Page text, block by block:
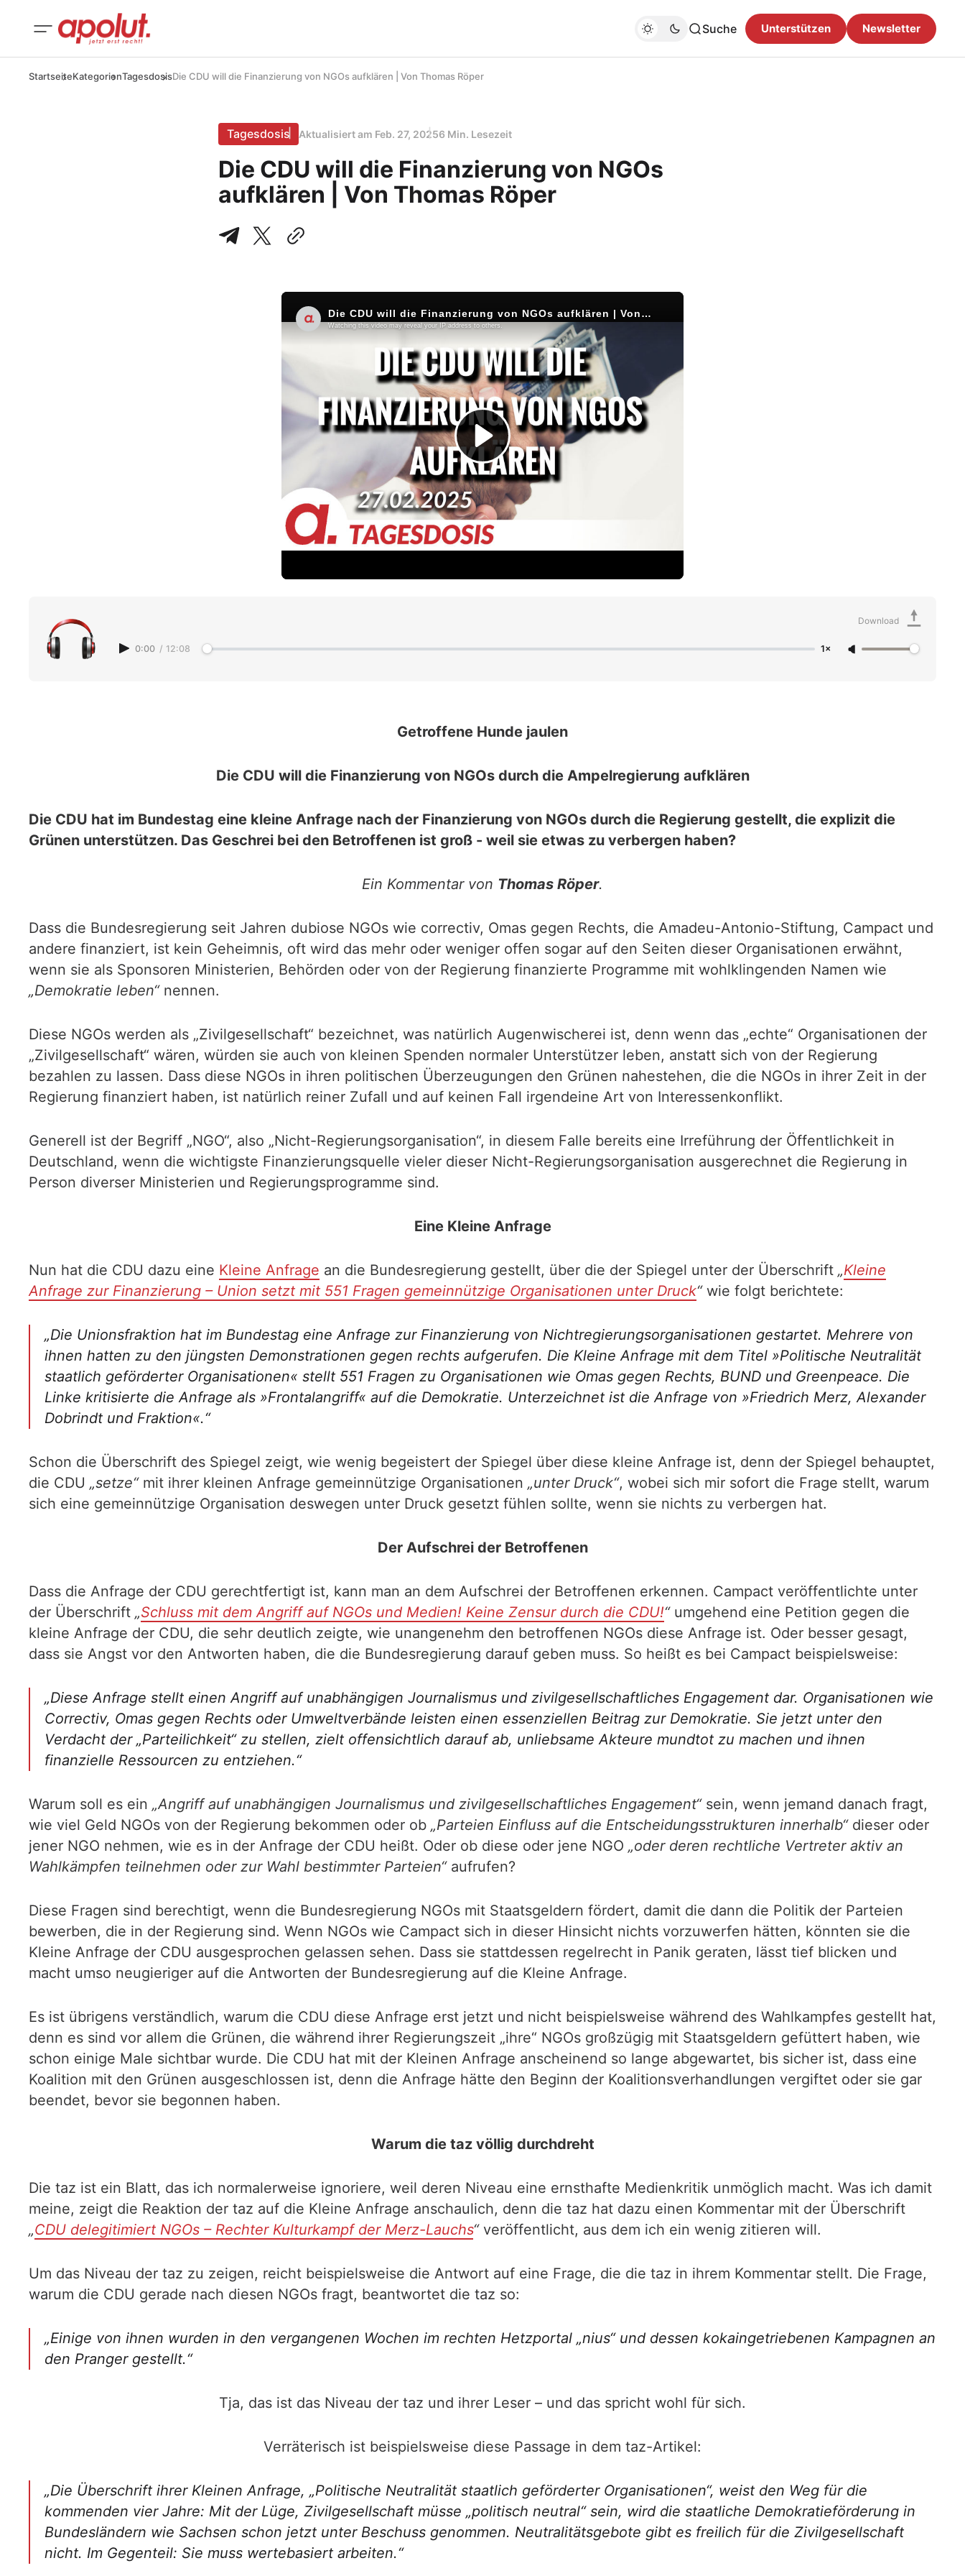
Suche Unterstützen Newsletter
StartseiteKategorienTagesdosisDie CDU will die Finanzierung von NGOs aufklären | Von Thomas Röper
Tagesdosis Aktualisiert am Feb. 27, 20256 Min. Lesezeit
Die CDU will die Finanzierung von NGOs
aufklären | Von Thomas Röper
0:00 / 12:08 1×
Download
Getroffene Hunde jaulen
Die CDU will die Finanzierung von NGOs durch die Ampelregierung aufklären
Die CDU hat im Bundestag eine kleine Anfrage nach der Finanzierung von NGOs durch die Regierung gestellt, die explizit die
Grünen unterstützen. Das Geschrei bei den Betroffenen ist groß - weil sie etwas zu verbergen haben?
Ein Kommentar von Thomas Röper.
Dass die Bundesregierung seit Jahren dubiose NGOs wie correctiv, Omas gegen Rechts, die Amadeu-Antonio-Stiftung, Campact und
andere finanziert, ist kein Geheimnis, oft wird das mehr oder weniger offen sogar auf den Seiten dieser Organisationen erwähnt,
wenn sie als Sponsoren Ministerien, Behörden oder von der Regierung finanzierte Programme mit wohlklingenden Namen wie
„Demokratie leben“nennen.
Diese NGOs werden als „Zivilgesellschaft“ bezeichnet, was natürlich Augenwischerei ist, denn wenn das „echte“ Organisationen der
„Zivilgesellschaft“ wären, würden sie auch von kleinen Spenden normaler Unterstützer leben, anstatt sich von der Regierung
bezahlen zu lassen. Dass diese NGOs in ihren politischen Überzeugungen den Grünen nahestehen, die die NGOs in ihrer Zeit in der
Regierung finanziert haben, ist natürlich reiner Zufall und auf keinen Fall irgendeine Art von Interessenkonflikt.
Generell ist der Begriff „NGO“, also „Nicht-Regierungsorganisation“, in diesem Falle bereits eine Irreführung der Öffentlichkeit in
Deutschland, wenn die wichtigste Finanzierungsquelle vieler dieser Nicht-Regierungsorganisation ausgerechnet die Regierung in
Person diverser Ministerien und Regierungsprogramme sind.
Eine Kleine Anfrage
Nun hat die CDU dazu eine Kleine Anfrage an die Bundesregierung gestellt, über die der Spiegel unter der Überschrift „Kleine
Anfrage zur Finanzierung – Union setzt mit 551 Fragen gemeinnützige Organisationen unter Druck“wie folgt berichtete:
„Die Unionsfraktion hat im Bundestag eine Anfrage zur Finanzierung von Nichtregierungsorganisationen gestartet. Mehrere von
ihnen hatten zu den jüngsten Demonstrationen gegen rechts aufgerufen. Die Kleine Anfrage mit dem Titel »Politische Neutralität
staatlich geförderter Organisationen« stellt 551 Fragen zu Organisationen wie Omas gegen Rechts, BUND und Greenpeace. Die
Linke kritisierte die Anfrage als »Frontalangriff« auf die Demokratie. Unterzeichnet ist die Anfrage von »Friedrich Merz, Alexander
Dobrindt und Fraktion«.“
Schon die Überschrift des Spiegel zeigt, wie wenig begeistert der Spiegel über diese kleine Anfrage ist, denn der Spiegel behauptet,
die CDU „setze“mit ihrer kleinen Anfrage gemeinnützige Organisationen „unter Druck“, wobei sich mir sofort die Frage stellt, warum
sich eine gemeinnützige Organisation deswegen unter Druck gesetzt fühlen sollte, wenn sie nichts zu verbergen hat.
Der Aufschrei der Betroffenen
Dass die Anfrage der CDU gerechtfertigt ist, kann man an dem Aufschrei der Betroffenen erkennen. Campact veröffentlichte unter
der Überschrift „Schluss mit dem Angriff auf NGOs und Medien! Keine Zensur durch die CDU!“umgehend eine Petition gegen die
kleine Anfrage der CDU, die sehr deutlich zeigte, wie unangenehm den betroffenen NGOs diese Anfrage ist. Oder besser gesagt,
dass sie Angst vor den Antworten haben, die die Bundesregierung darauf geben muss. So heißt es bei Campact beispielsweise:
„Diese Anfrage stellt einen Angriff auf unabhängigen Journalismus und zivilgesellschaftliches Engagement dar. Organisationen wie
Correctiv, Omas gegen Rechts oder Umweltverbände leisten einen essenziellen Beitrag zur Demokratie. Sie jetzt unter den
Verdacht der „Parteilichkeit“ zu stellen, zielt offensichtlich darauf ab, unliebsame Akteure mundtot zu machen und ihnen
finanzielle Ressourcen zu entziehen.“
Warum soll es ein „Angriff auf unabhängigen Journalismus und zivilgesellschaftliches Engagement“ sein, wenn jemand danach fragt,
wie viel Geld NGOs von der Regierung bekommen oder ob „Parteien Einfluss auf die Entscheidungsstrukturen innerhalb“dieser oder
jener NGO nehmen, wie es in der Anfrage der CDU heißt. Oder ob diese oder jene NGO „oder deren rechtliche Vertreter aktiv an
Wahlkämpfen teilnehmen oder zur Wahl bestimmter Parteien“ aufrufen?
Diese Fragen sind berechtigt, wenn die Bundesregierung NGOs mit Staatsgeldern fördert, damit die dann die Politik der Parteien
bewerben, die in der Regierung sind. Wenn NGOs wie Campact sich in dieser Hinsicht nichts vorzuwerfen hätten, könnten sie die
Kleine Anfrage der CDU ausgesprochen gelassen sehen. Dass sie stattdessen regelrecht in Panik geraten, lässt tief blicken und
macht umso neugieriger auf die Antworten der Bundesregierung auf die Kleine Anfrage.
Es ist übrigens verständlich, warum die CDU diese Anfrage erst jetzt und nicht beispielsweise während des Wahlkampfes gestellt hat,
denn es sind vor allem die Grünen, die während ihrer Regierungszeit „ihre“ NGOs großzügig mit Staatsgeldern gefüttert haben, wie
schon einige Male sichtbar wurde. Die CDU hat mit der Kleinen Anfrage anscheinend so lange abgewartet, bis sicher ist, dass eine
Koalition mit den Grünen ausgeschlossen ist, denn die Anfrage hätte den Beginn der Koalitionsverhandlungen vergiftet oder sie gar
beendet, bevor sie begonnen haben.
Warum die taz völlig durchdreht
Die taz ist ein Blatt, das ich normalerweise ignoriere, weil deren Niveau eine ernsthafte Medienkritik unmöglich macht. Was ich damit
meine, zeigt die Reaktion der taz auf die Kleine Anfrage anschaulich, denn die taz hat dazu einen Kommentar mit der Überschrift
„CDU delegitimiert NGOs – Rechter Kulturkampf der Merz-Lauchs“veröffentlicht, aus dem ich ein wenig zitieren will.
Um das Niveau der taz zu zeigen, reicht beispielsweise die Antwort auf eine Frage, die die taz in ihrem Kommentar stellt. Die Frage,
warum die CDU gerade nach diesen NGOs fragt, beantwortet die taz so:
„Einige von ihnen wurden in den vergangenen Wochen im rechten Hetzportal „nius“ und dessen kokaingetriebenen Kampagnen an
den Pranger gestellt.“
Tja, das ist das Niveau der taz und ihrer Leser – und das spricht wohl für sich.
Verräterisch ist beispielsweise diese Passage in dem taz-Artikel:
„Die Überschrift ihrer Kleinen Anfrage, „Politische Neutralität staatlich geförderter Organisationen“, weist den Weg für die
kommenden vier Jahre: Mit der Lüge, Zivilgesellschaft müsse „politisch neutral“ sein, wird die staatliche Demokratieförderung in
Bundesländern wie Sachsen schon jetzt unter Beschuss genommen. Neutralitätsgebote gibt es freilich für die Zivilgesellschaft
nicht. Im Gegenteil: Sie muss wertebasiert arbeiten.“